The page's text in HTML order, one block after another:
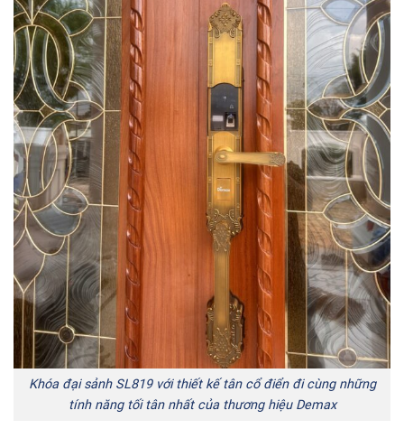
Khóa đại sảnh SL819 với thiết kế tân cổ điển đi cùng những
tính năng tối tân nhất của thương hiệu Demax